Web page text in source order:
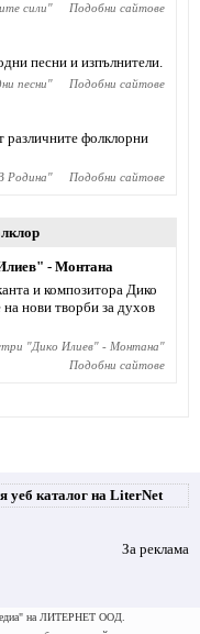
сили" Подобни сайтове
песни и изпълнители.
песни" Подобни сайтове
различните фолклорни
Родина" Подобни сайтове
- Монтана
и композитора Дико
на нови творби за духов
"Дико Илиев" - Монтана"
Подобни сайтове
уеб каталог на LiterNet
За реклама
на ЛИТЕРНЕТ ООД.